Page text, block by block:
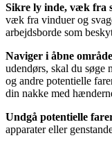
Sikre ly inde, væk fra
væk fra vinduer og
arbejdsborde som
Naviger i åbne
udendørs, skal du
og andre potentielle
din nakke med
Undgå potentielle
apparater eller